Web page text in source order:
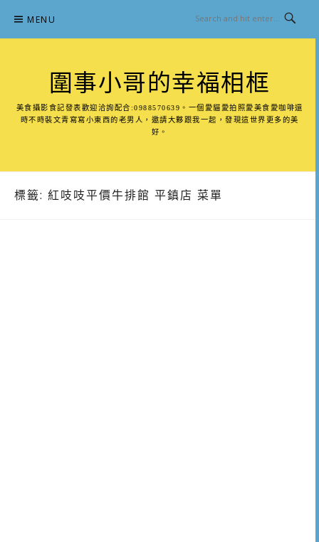
content
MENU
圍事小哥的幸福相框
美食攝影食記發表歡迎洽詢配合:0988570639。一個愛貓愛拍照愛美食愛咖啡還
時不時裝文青寫寫小東西的老男人，邀請大夥跟我一起，發現這世界更多的美
好。
標籤: 紅吱吱平價牛排館 平鎮店 菜單